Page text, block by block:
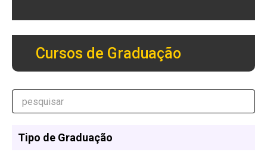
Cursos de Graduação
Tipo de Graduação